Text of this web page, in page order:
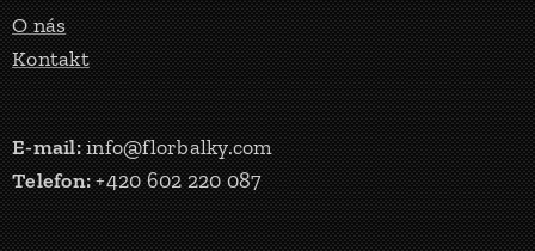
O nás
Kontakt
E-mail:info@florbalky.com
Telefon:+420 602 220 087